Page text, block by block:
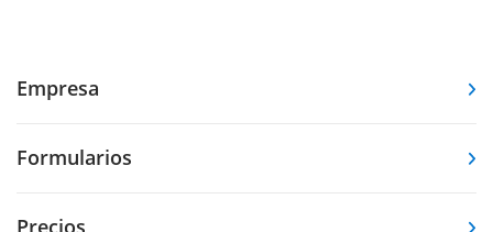
Empresa
Formularios
Precios